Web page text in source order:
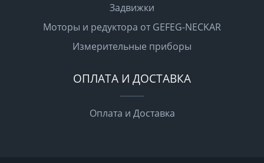
Задвижки
Моторы и редуктора от GEFEG-NECKAR
Измерительные приборы
ОПЛАТА И ДОСТАВКА
Оплата и Доставка